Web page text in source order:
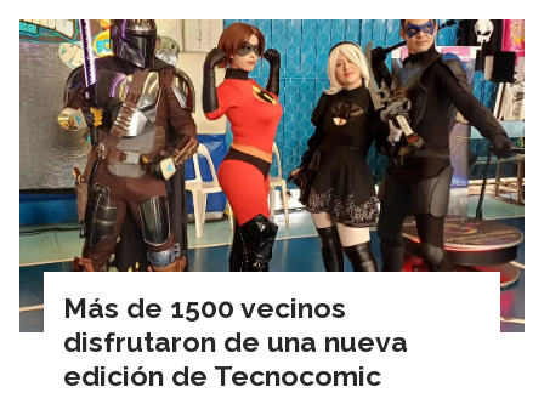
Más de 1500 vecinos
disfrutaron de una nueva
edición de Tecnocomic